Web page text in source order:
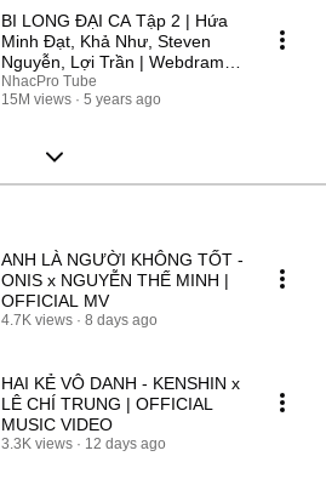
BI LONG ĐẠI CA Tập 2 | Hứa
Minh Đạt, Khả Như, Steven
Nguyễn, Lợi Trần | Webdrama
Yang Hồ 2021
NhacPro Tube
15M views
5 years ago
ANH LÀ NGƯỜI KHÔNG TỐT -
ONIS x NGUYỄN THẾ MINH |
OFFICIAL MV
4.7K views 8 days ago
HAI KẺ VÔ DANH - KENSHIN x
LÊ CHÍ TRUNG | OFFICIAL
MUSIC VIDEO
3.3K views 12 days ago